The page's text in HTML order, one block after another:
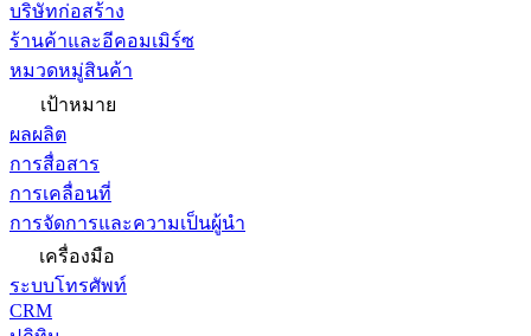
บริษัทก่อสร้าง
ร้านค้าและอีคอมเมิร์ซ
หมวดหมู่สินค้า
เป้าหมาย
ผลผลิต
การสื่อสาร
การเคลื่อนที่
การจัดการและความเป็นผู้นำ
เครื่องมือ
ระบบโทรศัพท์
CRM